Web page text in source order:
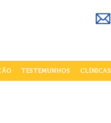
TESTEMUNHOS CLÍNICAS